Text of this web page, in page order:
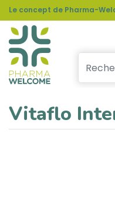
Le concept de Pharma-
Vitaflo